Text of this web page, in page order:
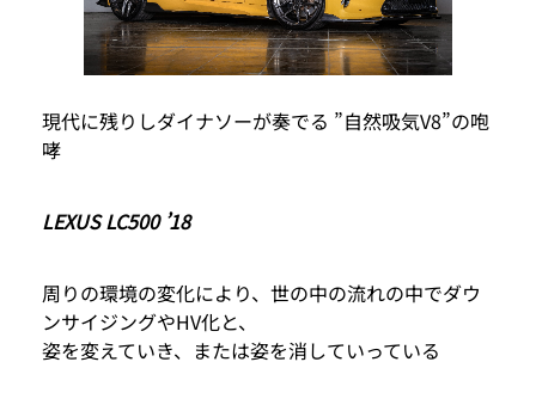
現代に残りしダイナソーが奏でる ”自然吸気V8”の咆
哮
LEXUS LC500 ’18
周りの環境の変化により、世の中の流れの中でダウ
ンサイジングやHV化と、
姿を変えていき、または姿を消していっている